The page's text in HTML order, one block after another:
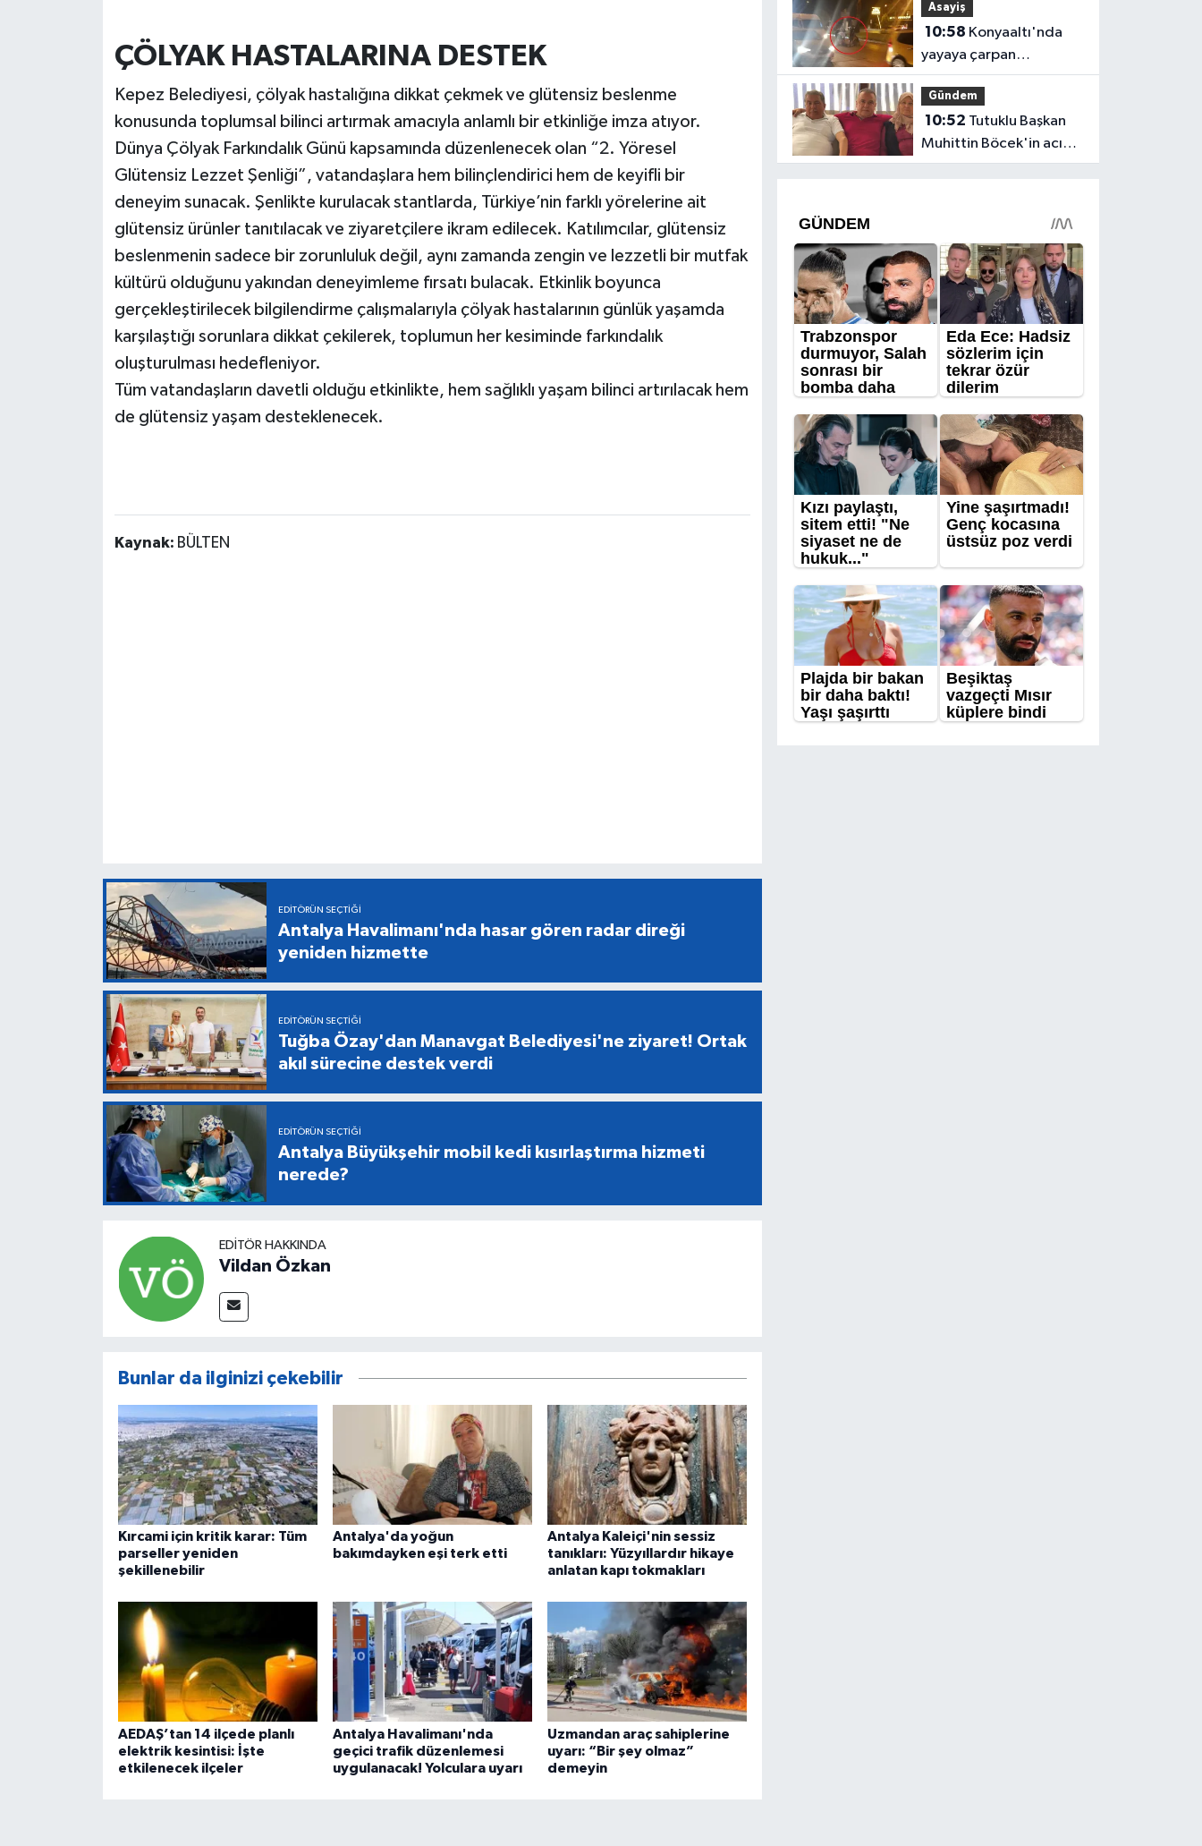
ÇÖLYAK HASTALARINA DESTEK
Kepez Belediyesi, çölyak hastalığına dikkat çekmek ve glütensiz beslenme
konusunda toplumsal bilinci artırmak amacıyla anlamlı bir etkinliğe imza atıyor.
Dünya Çölyak Farkındalık Günü kapsamında düzenlenecek olan “2. Yöresel
Glütensiz Lezzet Şenliği”, vatandaşlara hem bilinçlendirici hem de keyifli bir
deneyim sunacak. Şenlikte kurulacak stantlarda, Türkiye’nin farklı yörelerine ait
glütensiz ürünler tanıtılacak ve ziyaretçilere ikram edilecek. Katılımcılar, glütensiz
beslenmenin sadece bir zorunluluk değil, aynı zamanda zengin ve lezzetli bir mutfak
kültürü olduğunu yakından deneyimleme fırsatı bulacak. Etkinlik boyunca
gerçekleştirilecek bilgilendirme çalışmalarıyla çölyak hastalarının günlük yaşamda
karşılaştığı sorunlara dikkat çekilerek, toplumun her kesiminde farkındalık
oluşturulması hedefleniyor.
Tüm vatandaşların davetli olduğu etkinlikte, hem sağlıklı yaşam bilinci artırılacak hem
de glütensiz yaşam desteklenecek.
Kaynak: BÜLTEN
EDITÖRÜN SEÇTIĞI
Antalya Havalimanı'nda hasar gören radar direği
yeniden hizmette
EDITÖRÜN SEÇTIĞI
Tuğba Özay'dan Manavgat Belediyesi'ne ziyaret! Ortak
akıl sürecine destek verdi
EDITÖRÜN SEÇTIĞI
Antalya Büyükşehir mobil kedi kısırlaştırma hizmeti
nerede?
EDITÖR HAKKINDA
Vildan Özkan
Bunlar da ilginizi çekebilir
Kırcami için kritik karar: Tüm
parseller yeniden
şekillenebilir
Antalya'da yoğun
bakımdayken eşi terk etti
Antalya Kaleiçi'nin sessiz
tanıkları: Yüzyıllardır hikaye
anlatan kapı tokmakları
AEDAŞ’tan 14 ilçede planlı
elektrik kesintisi: İşte
etkilenecek ilçeler
Antalya Havalimanı'nda
geçici trafik düzenlemesi
uygulanacak! Yolculara uyarı
Uzmandan araç sahiplerine
uyarı: “Bir şey olmaz”
demeyin
servetleri ne kadar?
Asayiş
10:58
yayaya çarpan
motosiklet sürücüsü
öldü, yaya ağır yaralı
Gündem
10:52
Muhittin Böcek'in acı
günü